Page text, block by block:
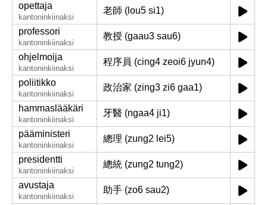
opettaja
kantoninkiinaksi
老師 (lou5 si1)
professori
kantoninkiinaksi
教授 (gaau3 sau6)
ohjelmoija
kantoninkiinaksi
程序員 (cing4 zeoi6 jyun4)
poliitikko
kantoninkiinaksi
政治家 (zing3 zi6 gaa1)
hammaslääkäri
kantoninkiinaksi
牙醫 (ngaa4 ji1)
pääministeri
kantoninkiinaksi
總理 (zung2 lei5)
presidentti
kantoninkiinaksi
總統 (zung2 tung2)
avustaja
kantoninkiinaksi
助手 (zo6 sau2)